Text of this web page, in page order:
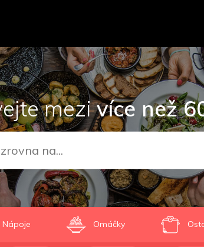
mezivíce než
Nápoje Omáčky